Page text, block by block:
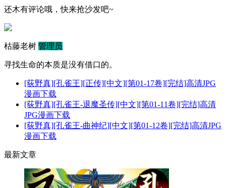
还木有评论哦，快来抢沙发吧~
枯藤老树 管理员
寻找生命的本质是没有借口的。
[荻野真][孔雀王][正传][中文][第01-17卷][完结]高清JPG
漫画下载
[荻野真][孔雀王-退魔圣传][中文][第01-11卷][完结]高清
JPG漫画下载
[荻野真][孔雀王-曲神纪][中文][第01-12卷][完结]高清JPG
漫画下载
最新文章